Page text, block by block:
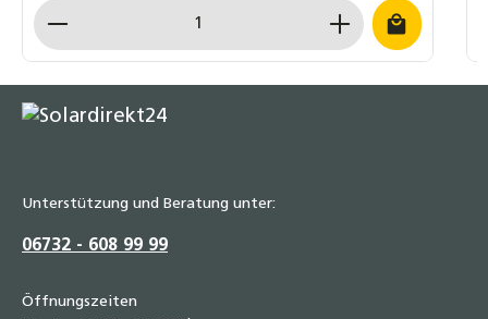
Produkt Anzahl: Gib den gewünschten Wert
Unterstützung und Beratung unter:
06732 - 608 99 99
Öffnungszeiten